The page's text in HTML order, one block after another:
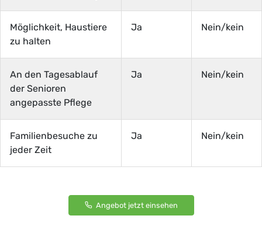
Möglichkeit, Haustiere
zu halten
Ja Nein/kein
An den Tagesablauf
der Senioren
angepasste Pflege
Ja Nein/kein
Familienbesuche zu
jeder Zeit
Ja Nein/kein
Angebot jetzt einsehen